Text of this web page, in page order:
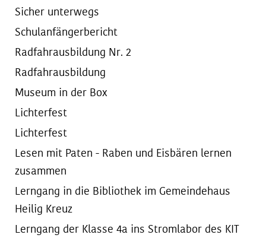
Sicher unterwegs
Schulanfängerbericht
Radfahrausbildung Nr. 2
Radfahrausbildung
Museum in der Box
Lichterfest
Lichterfest
Lesen mit Paten - Raben und Eisbären lernen
zusammen
Lerngang in die Bibliothek im Gemeindehaus
Heilig Kreuz
Lerngang der Klasse 4a ins Stromlabor des KIT